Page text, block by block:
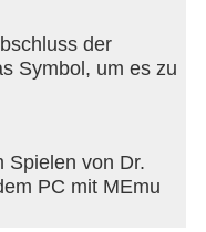
Wochen
und Fortschritt mit
Welt von Dr.
als 30 seiner
Kittel
Sie sind
der
Symbol, um es zu
Spielen von Dr.
PC mit MEmu